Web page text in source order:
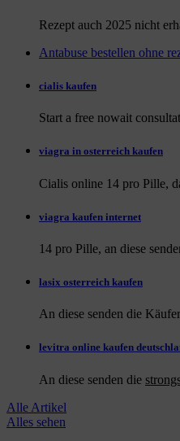
Rezept auch 2025 nicht
Antabuse bestellen ohne
cialis kaufen
Start a free nowait
viagra in osterreich kaufen
Cialis online 14 pro Pille,
viagra kaufen internet
14 pro Pille, an diese
lasix osterreich kaufen
An diese senden die
levitra online kaufen
An diese senden die
Alle Artikel
Alles sehen